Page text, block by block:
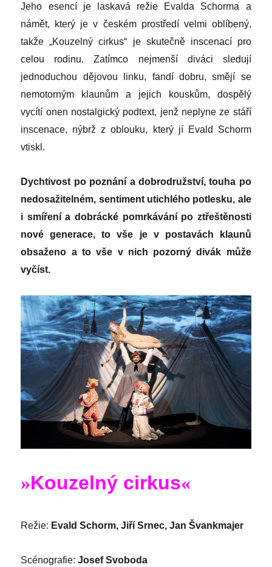
Jeho esencí je laskavá režie Evalda Schorma a
námět, který je v českém prostředí velmi oblíbený,
takže „Kouzelný cirkus“ je skutečně inscenací pro
celou rodinu. Zatímco nejmenší diváci sledují
jednoduchou dějovou linku, fandí dobru, smějí se
nemotorným klaunům a jejich kouskům, dospělý
vycítí onen nostalgický podtext, jenž neplyne ze stáří
inscenace, nýbrž z oblouku, který jí Evald Schorm
vtiskl.
Dychtivost po poznání a dobrodružství, touha po
nedosažitelném, sentiment utichlého potlesku, ale
i smíření a dobrácké pomrkávání po ztřeštěnosti
nové generace, to vše je v postavách klaunů
obsaženo a to vše v nich pozorný divák může
vyčíst.
»Kouzelný cirkus«
Režie: Evald Schorm, Jiří Srnec, Jan Švankmajer
Scénografie:Josef Svoboda